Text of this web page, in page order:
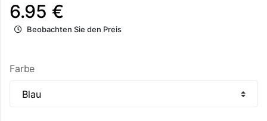
6.95 €
Beobachten Sie den Preis
Farbe